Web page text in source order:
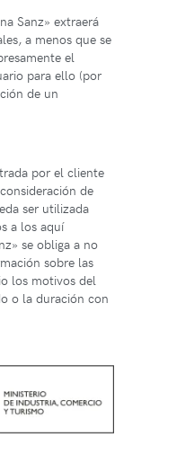
Sanz» extraerá
a menos que se
el
para ello (por
de un
por el cliente
de
ser utilizada
a los aquí
se obliga a no
sobre las
los motivos del
o la duración con